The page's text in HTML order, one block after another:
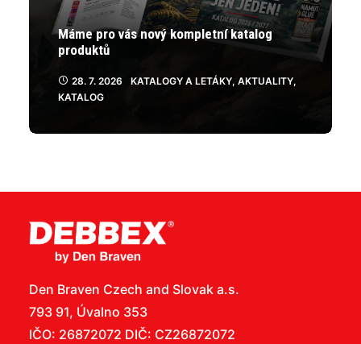
Máme pro vás nový kompletní katalog
produktů
28. 7. 2026 KATALOGY A LETÁKY, AKTUALITY,
KATALOG
Den Braven Czech and Slovak a.s.
793 91, Úvalno 353
IČO: 26872072 DIČ: CZ26872072